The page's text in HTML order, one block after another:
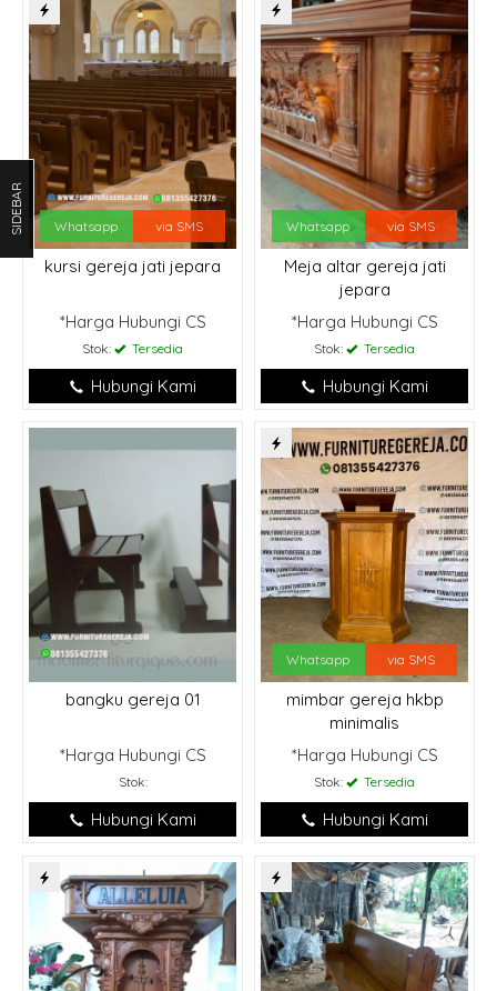
Whatsapp via SMS
kursi gereja jati jepara
*Harga Hubungi CS
Stok: Tersedia
Hubungi Kami
Whatsapp via SMS
Meja altar gereja jati
jepara
*Harga Hubungi CS
Stok: Tersedia
Hubungi Kami
bangku gereja 01
*Harga Hubungi CS
Stok:
Hubungi Kami
Whatsapp via SMS
mimbar gereja hkbp
minimalis
*Harga Hubungi CS
Stok: Tersedia
Hubungi Kami
SIDEBAR